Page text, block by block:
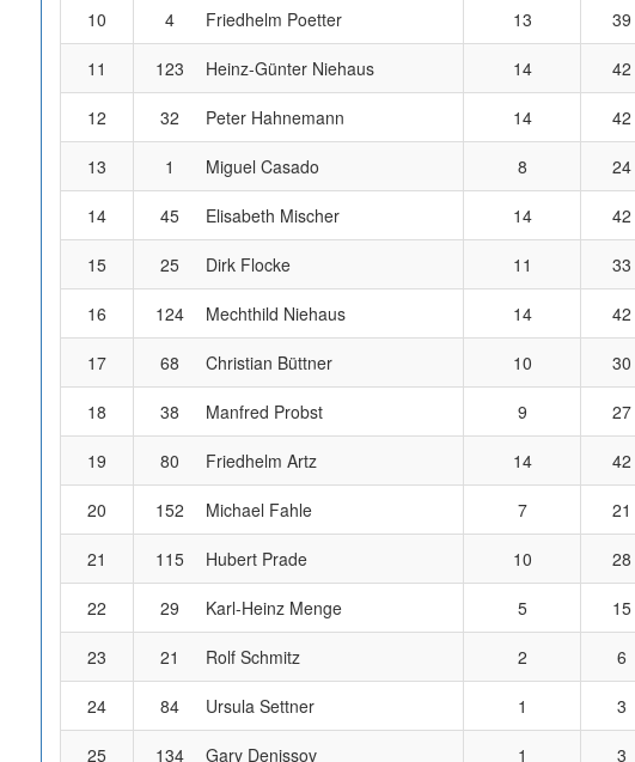
10 4 Friedhelm Poetter 13 39
11 123 Heinz-Günter Niehaus 14 42
12 32 Peter Hahnemann 14 42
13 1 Miguel Casado 8 24
14 45 Elisabeth Mischer 14 42
15 25 Dirk Flocke 11 33
16 124 Mechthild Niehaus 14 42
17 68 Christian Büttner 10 30
18 38 Manfred Probst 9 27
19 80 Friedhelm Artz 14 42
20 152 Michael Fahle 7 21
21 115 Hubert Prade 10 28
22 29 Karl-Heinz Menge 5 15
23 21 Rolf Schmitz 2 6
24 84 Ursula Settner 1 3
25 134 Gary Denissov 1 3